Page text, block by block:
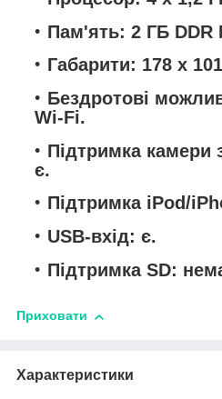
Пам'ять: 2 ГБ DDR
Габарити: 178 x
Бездротові
Wi-Fi.
Підтримка камери
є.
Підтримка iPod/
USB-вхід: є.
Підтримка SD:
Приховати
Характеристики